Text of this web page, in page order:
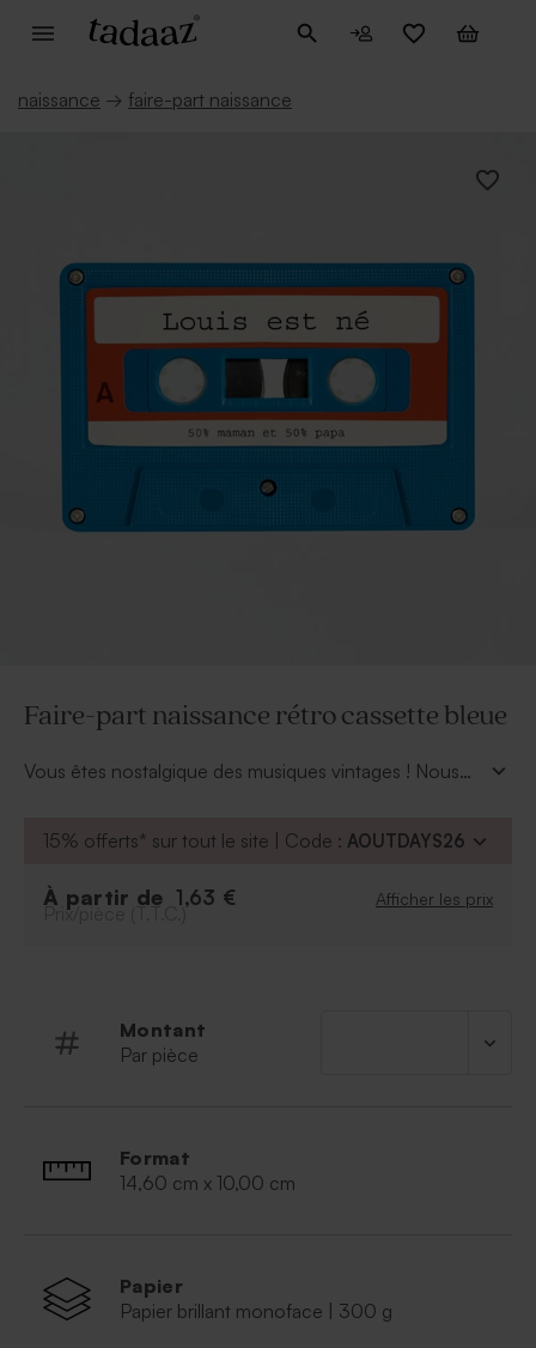
naissance → faire-part naissance
Faire-part naissance rétro cassette bleue
Vous êtes nostalgique des musiques vintages ! Nous
Votre bébé va se laisser bercer par cette jolie cassette !
15% offerts* sur tout le site | Code : AOUTDAYS26
À partir de 1,63 € Afficher les prix
Prix/pièce (T.T.C.)
Montant
Par pièce
Format
14,60 cm x 10,00 cm
Papier
Papier brillant monoface | 300 g